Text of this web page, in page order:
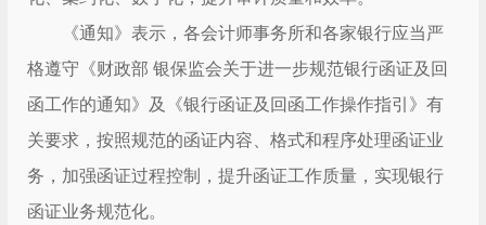
《通知》表示，各会计师事务所和各家银行应当严
格遵守《财政部 银保监会关于进一步规范银行函证及回
函工作的通知》及《银行函证及回函工作操作指引》有
关要求，按照规范的函证内容、格式和程序处理函证业
务，加强函证过程控制，提升函证工作质量，实现银行
函证业务规范化。